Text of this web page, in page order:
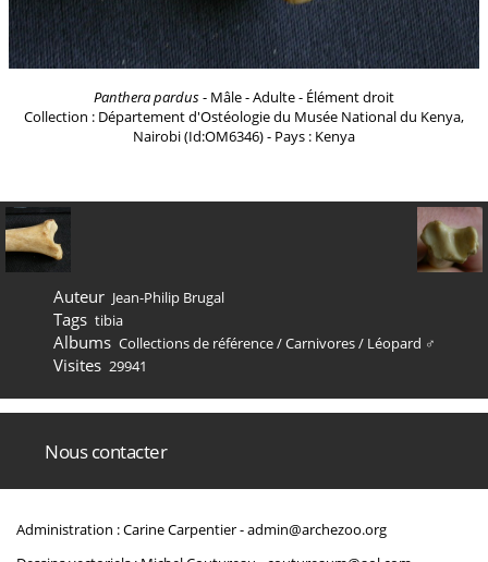
Panthera pardus- Mâle - Adulte - Élément droit
Collection : Département d'Ostéologie du Musée National du Kenya,
Nairobi (Id:OM6346) - Pays : Kenya
Auteur Jean-Philip Brugal
Tags tibia
Albums Collections de référence/Carnivores/ Léopard ♂
Visites 29941
Nous contacter
Administration : Carine Carpentier -admin@archezoo.org